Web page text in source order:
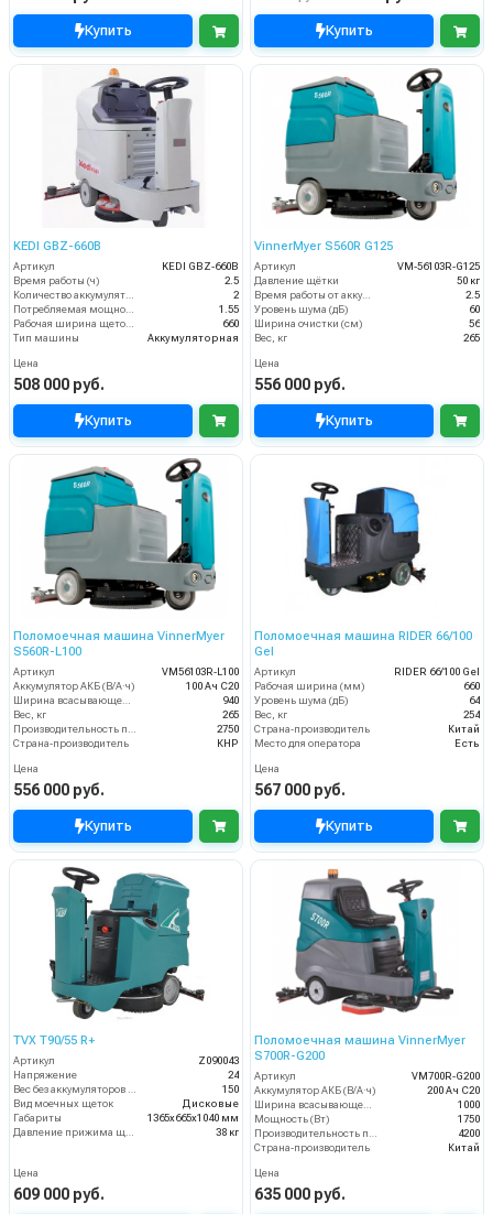
Купить Купить
KEDI GBZ-660B
Артикул
KEDI GBZ-660B
Время работы (ч)
2.5
2
1.55
660
Тип машины
Аккумуляторная
Цена
508 000 руб.
Купить
VinnerMyer S560R G125
Артикул
VM-56103R-G125
Давление щётки
50 кг
Время работы от аккумуляторов (ч)
2.5
Уровень шума (дБ)
60
Ширина очистки (см)
56
Вес, кг
265
Цена
556 000 руб.
Купить
Поломоечная машина VinnerMyer
S560R-L100
Артикул
VM56103R-L100
Аккумулятор АКБ (В/А·ч)
100 Ач С20
940
Вес, кг
265
2750
Страна-производитель
КНР
Цена
556 000 руб.
Купить
Поломоечная машина RIDER 66/100
Gel
Артикул
RIDER 66/100 Gel
Рабочая ширина (мм)
660
Уровень шума (дБ)
64
Вес, кг
254
Страна-производитель
Китай
Место для оператора
Есть
Цена
567 000 руб.
Купить
TVX T90/55 R+
Артикул
Z090043
Напряжение
24
Вес без аккумуляторов (кг)
150
Вид моечных щеток
Дисковые
Габариты
1365х665х1040 мм
Давление прижима щеток
38 кг
Цена
609 000 руб.
Поломоечная машина VinnerMyer
S700R-G200
Артикул
VM700R-G200
Аккумулятор АКБ (В/А·ч)
200 Ач С20
Ширина всасывающей балки (мм)
1000
Мощность (Вт)
1750
Производительность по площади (м2/ч)
4200
Страна-производитель
Китай
Цена
635 000 руб.